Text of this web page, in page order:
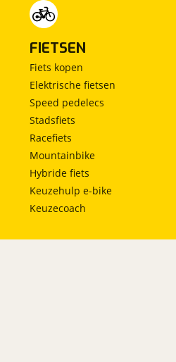
FIETSEN
Fiets kopen
Elektrische fietsen
Speed pedelecs
Stadsfiets
Racefiets
Mountainbike
Hybride fiets
Keuzehulp e-bike
Keuzecoach